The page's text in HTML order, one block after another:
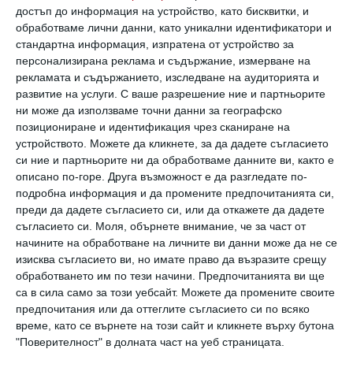
достъп до информация на устройство, като бисквитки, и
обработваме лични данни, като уникални идентификатори и
стандартна информация, изпратена от устройство за
персонализирана реклама и съдържание, измерване на
рекламата и съдържанието, изследване на аудиторията и
развитие на услуги. С ваше разрешение ние и партньорите
ни може да използваме точни данни за географско
позициониране и идентификация чрез сканиране на
устройството. Можете да кликнете, за да дадете съгласието
си ние и партньорите ни да обработваме данните ви, както е
описано по-горе. Друга възможност е да разгледате по-
подробна информация и да промените предпочитанията си,
преди да дадете съгласието си, или да откажете да дадете
съгласието си. Моля, обърнете внимание, че за част от
начините на обработване на личните ви данни може да не се
изисква съгласието ви, но имате право да възразите срещу
обработването им по тези начини. Предпочитанията ви ще
са в сила само за този уебсайт. Можете да промените своите
предпочитания или да оттеглите съгласието си по всяко
време, като се върнете на този сайт и кликнете върху бутона
"Поверителност" в долната част на уеб страницата.
внимание на това, което детето иска да
знае.
Въпросите, които то може да ви зададе, са
различни и е добре да разберете какво точно
ви пита, защото най-вероятно в този
момент любопитството му не е свързано
със самия сексуален акт.
Затова се опитайте да разследвате, като
му задавате въпроси на свой ред.
Попитайте го как се раждат бебетата и на
базата на отговора, който ви даде, ще
разберете дали то има зрялост за определен
тип обяснение или е по-добре все още да не